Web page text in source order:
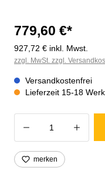
779,60 €*
927,72 € inkl. Mwst.
zzgl. MwSt. zzgl.
Versandkostenfrei
Lieferzeit 15-18
Produkt
merken